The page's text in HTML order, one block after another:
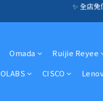
🛍️  全店免信
☎️ 全店免信用卡手續費
Omada Ruijie Reyee
OLABS CISCO